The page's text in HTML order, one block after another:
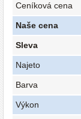
Ceníková cena
Naše cena
Sleva
Najeto
Barva
Výkon